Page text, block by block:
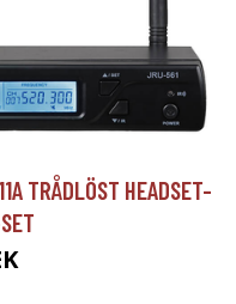
TRÅDLÖST HEADSET-